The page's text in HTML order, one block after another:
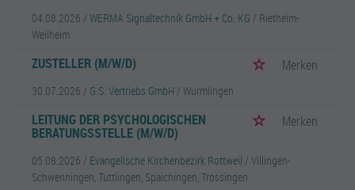
04.08.2026 / WERMA Signaltechnik GmbH + Co. KG / Rietheim-
Weilheim
ZUSTELLER (M/W/D) Merken
30.07.2026 / G.S. Vertriebs GmbH / Wurmlingen
LEITUNG DER PSYCHOLOGISCHEN
BERATUNGSSTELLE (M/W/D)
Merken
05.08.2026 / Evangelische Kirchenbezirk Rottweil / Villingen-
Schwenningen, Tuttlingen, Spaichingen, Trossingen